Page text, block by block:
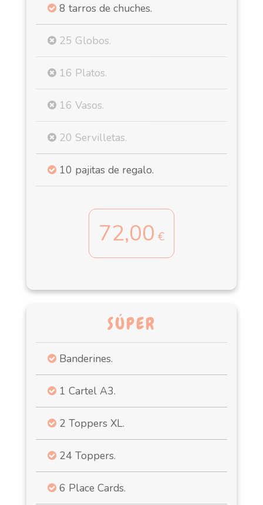
8 tarros de chuches.
25 Globos.
16 Platos.
16 Vasos.
20 Servilletas.
10 pajitas de regalo.
72,00 €
SÚPER
Banderines.
1 Cartel A3.
2 Toppers XL.
24 Toppers.
6 Place Cards.